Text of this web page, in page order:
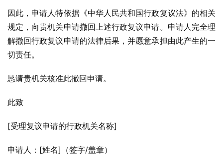
因此，申请人特依据《中华人民共和国行政复议法》的相关
规定，向贵机关申请撤回上述行政复议申请。申请人完全理
解撤回行政复议申请的法律后果，并愿意承担由此产生的一
切责任。
恳请贵机关核准此撤回申请。
此致
[受理复议申请的行政机关名称]
申请人：[姓名]（签字/盖章）